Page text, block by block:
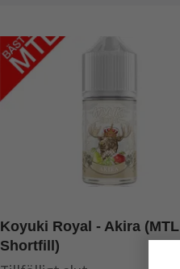
Koyuki Royal - Akira (MTL
Shortfill)